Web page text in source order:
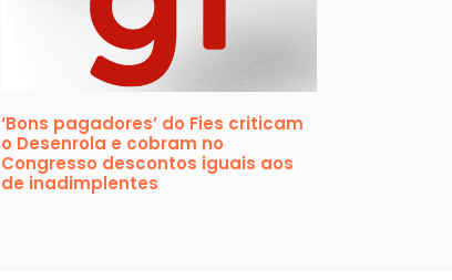
‘Bons pagadores’ do Fies criticam
o Desenrola e cobram no
Congresso descontos iguais aos
de inadimplentes